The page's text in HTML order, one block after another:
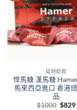
延時助勃
悍馬糖 漢馬糖
馬來西亞進口 香港
品
$1000 $829